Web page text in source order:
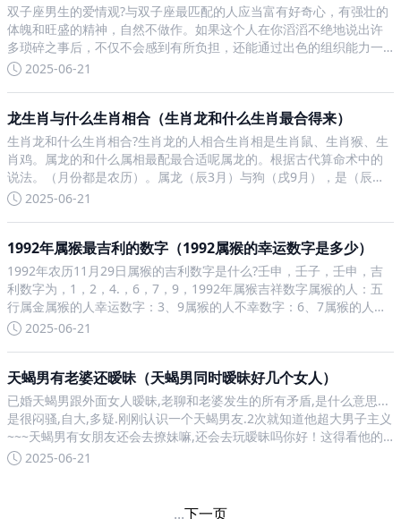
双子座男生的爱情观?与双子座最匹配的人应当富有好奇心，有强壮的
体魄和旺盛的精神，自然不做作。如果这个人在你滔滔不绝地说出许
多琐碎之事后，不仅不会感到有所负担，还能通过出色的组织能力一
一予以化解，就是最为理想的配偶了。双子座男性应当选择不甘人
2025-06-21
龙生肖与什么生肖相合（生肖龙和什么生肖最合得来）
生肖龙和什么生肖相合?生肖龙的人相合生肖相是生肖鼠、生肖猴、生
肖鸡。属龙的和什么属相最配最合适呢属龙的。根据古代算命术中的
说法。（月份都是农历）。属龙（辰3月）与狗（戌9月），是（辰
戌）相冲，是为（六冲）属龙（辰3月）与兔（卯2月），是（辰卯）
2025-06-21
1992年属猴最吉利的数字（1992属猴的幸运数字是多少）
1992年农历11月29日属猴的吉利数字是什么?壬申，壬子，壬申，吉
利数字为，1，2，4.，6，7，9，1992年属猴吉祥数字属猴的人：五
行属金属猴的人幸运数字：3、9属猴的人不幸数字：6、7属猴的人幸
运颜色：金色。(五行属“金中 带水”，金生水为“生气”，金与金为旺气)
2025-06-21
天蝎男有老婆还暧昧（天蝎男同时暧昧好几个女人）
已婚天蝎男跟外面女人暧昧,老聊和老婆发生的所有矛盾,是什么意思...
是很闷骚,自大,多疑.刚刚认识一个天蝎男友.2次就知道他超大男子主义
~~~天蝎男有女朋友还会去撩妹嘛,还会去玩暧昧吗你好！这得看他的
人品咯，仅代表个人观点，不喜勿喷，谢谢。天蝎男有了女朋友以后
2025-06-21
...下一页